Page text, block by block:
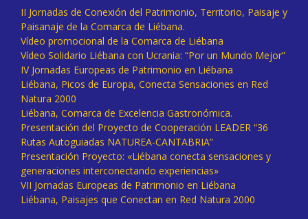
II Jornadas de Conexión del Patrimonio, Territorio, Paisaje y
Paisanaje de la Comarca de Liébana.
Vídeo promocional de la Comarca de Liébana
Vídeo Solidario Liébana con Ucrania: “Por un Mundo Mejor”
IV Jornadas Europeas de Patrimonio en Liébana
Liébana, Picos de Europa, Conecta Sensaciones en Red
Natura 2000
Liébana, Comarca de Excelencia Gastronómica.
Presentación del Proyecto de Cooperación LEADER “36
Rutas Autoguiadas NATUREA-CANTABRIA”
Presentación Proyecto: «Liébana conecta sensaciones y
generaciones interconectando experiencias»
VII Jornadas Europeas de Patrimonio en Liébana
Liébana, Paisajes que Conectan en Red Natura 2000